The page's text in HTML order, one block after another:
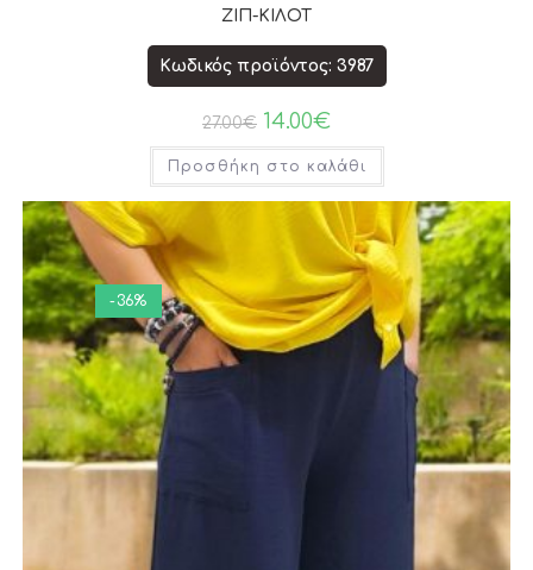
ΖΙΠ-ΚΙΛΟΤ
Κωδικός προϊόντος: 3987
27.00€ 14.00€
Προσθήκη στο καλάθι
-36%